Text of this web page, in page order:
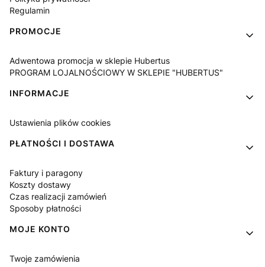
Regulamin
PROMOCJE
Adwentowa promocja w sklepie Hubertus
PROGRAM LOJALNOŚCIOWY W SKLEPIE "HUBERTUS"
INFORMACJE
Ustawienia plików cookies
PŁATNOŚCI I DOSTAWA
Faktury i paragony
Koszty dostawy
Czas realizacji zamówień
Sposoby płatności
MOJE KONTO
Twoje zamówienia